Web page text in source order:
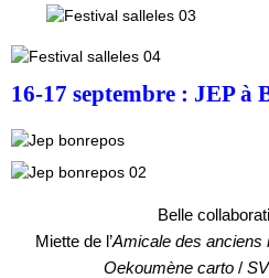
16-17 septembre : JEP à
Belle
Miette de l’Amicale des anciens
Oekoumène carto/